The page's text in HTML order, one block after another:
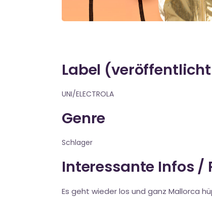
Label
UNI/ELECTROLA
Genre
Schlager
Interessante Infos /
Es geht wieder los und ganz Mallorca